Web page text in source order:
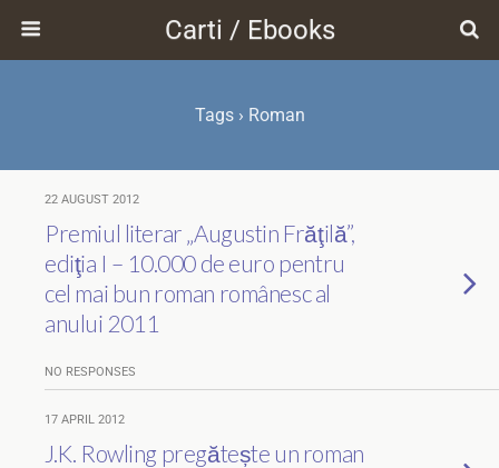
Carti / Ebooks
Tags › Roman
22 AUGUST 2012
Premiul literar „Augustin Frăţilă”,
ediţia I – 10.000 de euro pentru
cel mai bun roman românesc al
anului 2011
NO RESPONSES
17 APRIL 2012
J.K. Rowling pregătește un roman